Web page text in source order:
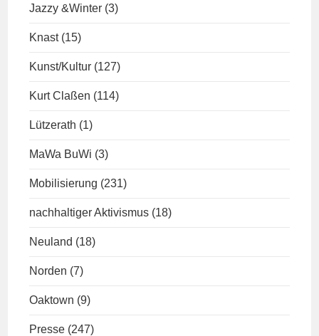
Jazzy &Winter (3)
Knast (15)
Kunst/Kultur (127)
Kurt Claßen (114)
Lützerath (1)
MaWa BuWi (3)
Mobilisierung (231)
nachhaltiger Aktivismus (18)
Neuland (18)
Norden (7)
Oaktown (9)
Presse (247)